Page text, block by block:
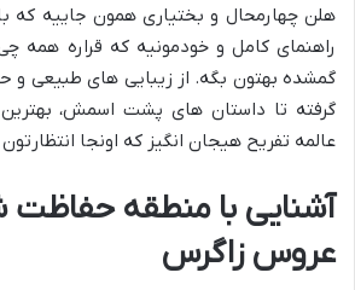
هلن چهارمحال و بختیاری همون جاییه که
راهنمای کامل و خودمونیه که قراره همه
گمشده بهتون بگه. از زیبایی های طبیعی
گرفته تا داستان های پشت اسمش، بهترین
عالمه تفریح هیجان انگیز که اونجا
آشنایی با منطقه
عروس زاگرس